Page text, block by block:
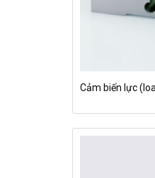
Cảm biến lực